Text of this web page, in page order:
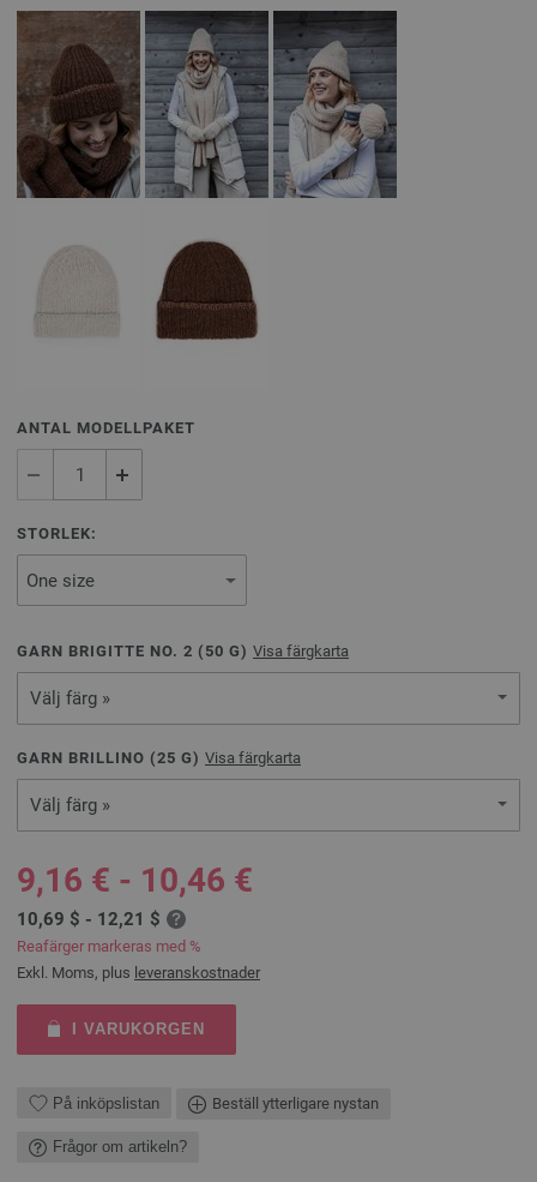
ANTAL MODELLPAKET
STORLEK:
GARN BRIGITTE NO. 2 ( 50 G) Visa färgkarta
Välj färg »
GARN BRILLINO (25 G) Visa färgkarta
Välj färg »
9,16 € - 10,46 €
10,69 $ - 12,21 $
Reafärger markeras med %
Exkl. Moms, plus leveranskostnader
I VARUKORGEN
På inköpslistan Beställ ytterligare nystan
Frågor om artikeln?